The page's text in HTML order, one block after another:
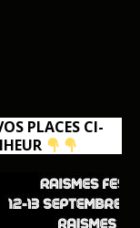
PLACES CI-